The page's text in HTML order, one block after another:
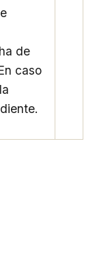
de
caso